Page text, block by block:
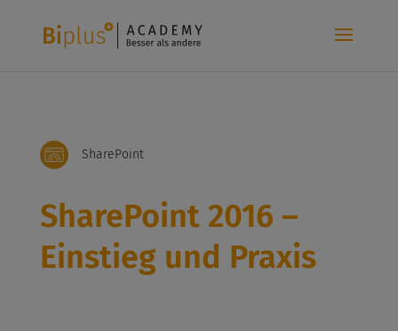
SharePoint
SharePoint 2016 –
Einstieg und Praxis